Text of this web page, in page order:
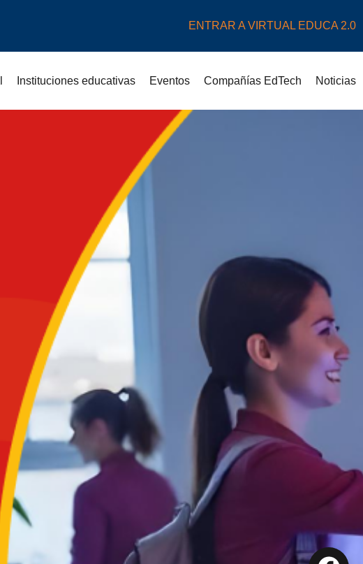
ENTRAR A VIRTUAL EDUCA 2.0
Instituciones educativas Eventos Compañías EdTech Noticias